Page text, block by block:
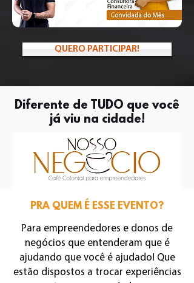
QUERO PARTICIPAR!
Diferente de TUDO que você
já viu na cidade!
PRA QUEM É ESSE EVENTO?
Para empreendedores e donos de
negócios que entenderam que é
ajudando que você é ajudado! Que
estão dispostos a trocar experiências